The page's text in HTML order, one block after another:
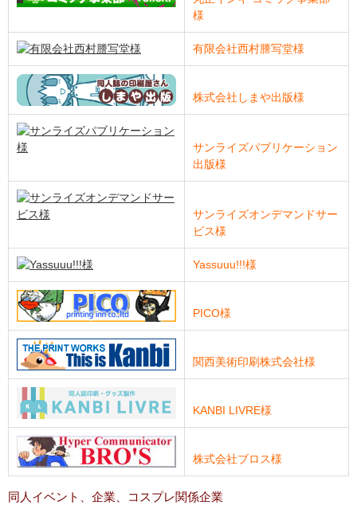
様
有限会社西村謄写堂様
株式会社しまや出版様
サンライズパブリケーション
出版様
サンライズオンデマンドサー
ビス様
Yassuuu!!!様
PICO様
関西美術印刷株式会社様
KANBI LIVRE様
株式会社ブロス様
同人イベント、企業、コスプレ関係企業